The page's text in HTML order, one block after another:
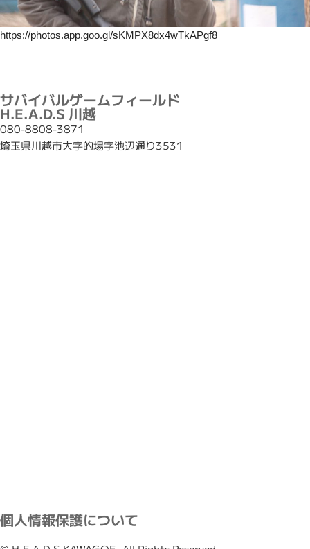
https://photos.app.goo.gl/sKMPX8dx4wTkAPgf8
サバイバルゲームフィールド
H.E.A.D.S 川越
080-8808-3871
埼玉県川越市大字的場字池辺通り3531
個人情報保護について